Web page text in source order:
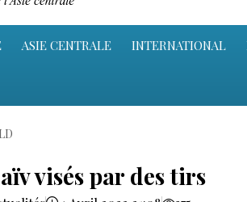
ASIE CENTRALE INTERNATIONAL
visés par des tirs